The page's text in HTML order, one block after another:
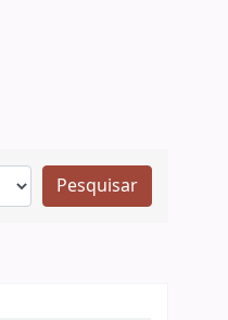
Pesquisar